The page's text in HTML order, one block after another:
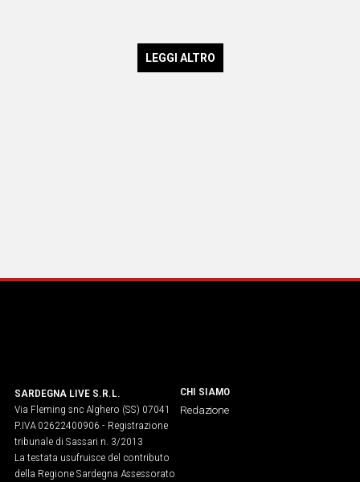
LEGGI ALTRO
SARDEGNA LIVE S.R.L.
Via Fleming snc Alghero (SS) 07041
P.IVA 02622400906 - Registrazione
tribunale di Sassari n. 3/2013
La testata usufruisce del contributo
della Regione Sardegna Assessorato
CHI SIAMO
Redazione